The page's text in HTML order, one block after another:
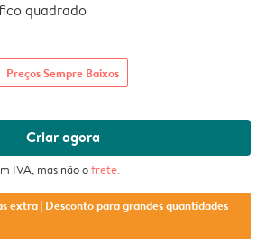
quadrado
Preços Sempre Baixos
Criar agora
IVA, mas não ofrete.
extra| Desconto para grandes quantidades